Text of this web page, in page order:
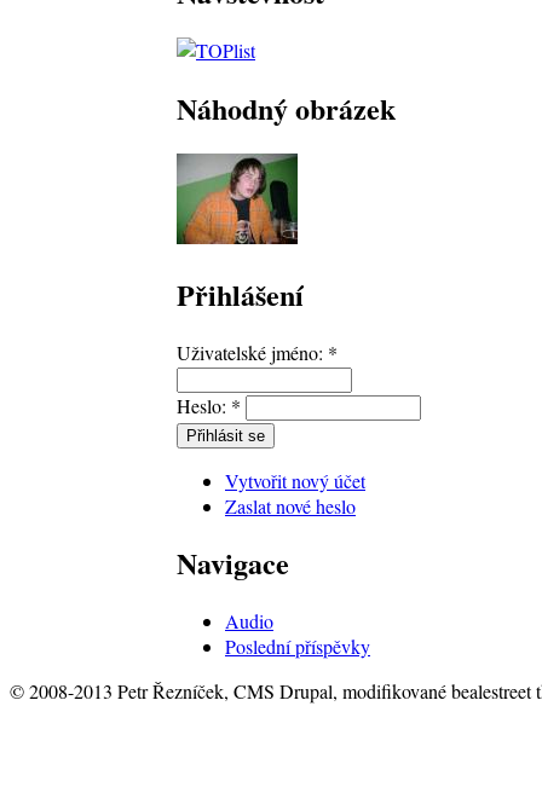
Náhodný obrázek
Přihlášení
Uživatelské jméno: *
Heslo: *
Vytvořit nový účet
Zaslat nové heslo
Navigace
Audio
Poslední příspěvky
© 2008-2013 Petr Řezníček, CMS Drupal, modifikované bealestreet